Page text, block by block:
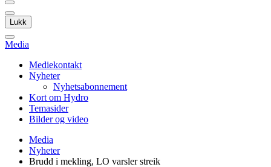
Lukk
Media
Mediekontakt
Nyheter
Nyhetsabonnement
Kort om Hydro
Temasider
Bilder og video
Media
Nyheter
Brudd i mekling, LO varsler streik